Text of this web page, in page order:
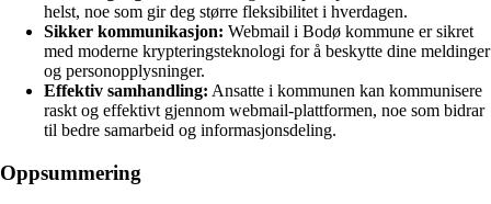
helst, noe som gir deg større fleksibilitet i hverdagen.
Sikker kommunikasjon: Webmail i Bodø kommune er sikret
med moderne krypteringsteknologi for å beskytte dine meldinger
og personopplysninger.
Effektiv samhandling: Ansatte i kommunen kan kommunisere
raskt og effektivt gjennom webmail-plattformen, noe som bidrar
til bedre samarbeid og informasjonsdeling.
Oppsummering